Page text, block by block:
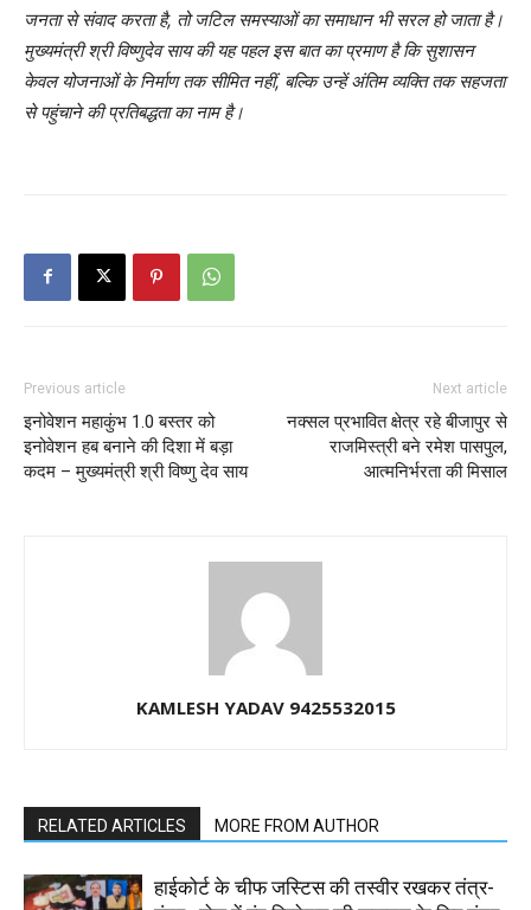
जनता से संवाद करता है, तो जटिल समस्याओं का समाधान भी सरल हो जाता है।
मुख्यमंत्री श्री विष्णुदेव साय की यह पहल इस बात का प्रमाण है कि सुशासन
केवल योजनाओं के निर्माण तक सीमित नहीं, बल्कि उन्हें अंतिम व्यक्ति तक सहजता
से पहुंचाने की प्रतिबद्धता का नाम है।
Previous article
इनोवेशन महाकुंभ 1.0 बस्तर को
इनोवेशन हब बनाने की दिशा में बड़ा
कदम – मुख्यमंत्री श्री विष्णु देव साय
Next article
नक्सल प्रभावित क्षेत्र रहे बीजापुर से
राजमिस्त्री बने रमेश पासपुल,
आत्मनिर्भरता की मिसाल
KAMLESH YADAV 9425532015
RELATED ARTICLES MORE FROM AUTHOR
हाईकोर्ट के चीफ जस्टिस की तस्वीर रखकर तंत्र-